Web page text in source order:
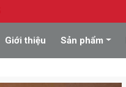
Giới thiệu Sản phẩm